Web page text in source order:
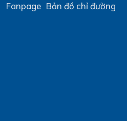
Fanpage Bản đồ chỉ đường